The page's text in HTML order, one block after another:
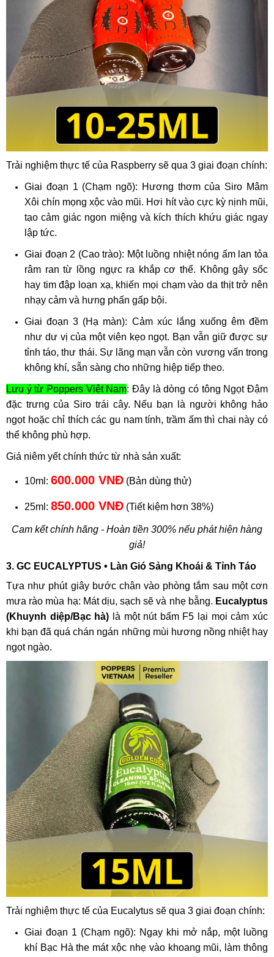
Trải nghiệm thực tế của Raspberry sẽ qua 3 giai đoạn chính:
Giai đoạn 1 (Chạm ngõ): Hương thơm của Siro Mâm
Xôi chín mọng xộc vào mũi. Hơi hít vào cực kỳ nịnh mũi,
tạo cảm giác ngon miệng và kích thích khứu giác ngay
lập tức.
Giai đoạn 2 (Cao trào): Một luồng nhiệt nóng ấm lan tỏa
râm ran từ lồng ngực ra khắp cơ thể. Không gây sốc
hay tim đập loạn xạ, khiến mọi chạm vào da thịt trở nên
nhạy cảm và hưng phấn gấp bội.
Giai đoạn 3 (Hạ màn): Cảm xúc lắng xuống êm đềm
như dư vị của một viên kẹo ngọt. Bạn vẫn giữ được sự
tỉnh táo, thư thái. Sự lãng mạn vẫn còn vương vấn trong
không khí, sẵn sàng cho những hiệp tiếp theo.
Lưu ý từ Poppers Việt Nam: Đây là dòng có tông Ngọt Đậm
đặc trưng của Siro trái cây. Nếu bạn là người không hảo
ngọt hoặc chỉ thích các gu nam tính, trầm ấm thì chai này có
thể không phù hợp.
Giá niêm yết chính thức từ nhà sản xuất:
10ml: 600.000 VNĐ (Bản dùng thử)
25ml: 850.000 VNĐ (Tiết kiệm hơn 38%)
Cam kết chính hãng - Hoàn tiền 300% nếu phát hiện hàng
giả!
3. GC EUCALYPTUS • Làn Gió Sảng Khoái & Tỉnh Táo
Tựa như phút giây bước chân vào phòng tắm sau một cơn
mưa rào mùa hạ: Mát dịu, sạch sẽ và nhẹ bẫng. Eucalyptus
(Khuynh diệp/Bạc hà) là một nút bấm F5 lại mọi cảm xúc
khi bạn đã quá chán ngán những mùi hương nồng nhiệt hay
ngọt ngào.
Trải nghiệm thực tế của Eucalytus sẽ qua 3 giai đoạn chính:
Giai đoạn 1 (Chạm ngõ): Ngay khi mở nắp, một luồng
khí Bạc Hà the mát xộc nhẹ vào khoang mũi, làm thông